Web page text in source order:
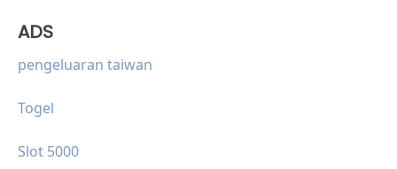
ADS
pengeluaran taiwan
Togel
Slot 5000